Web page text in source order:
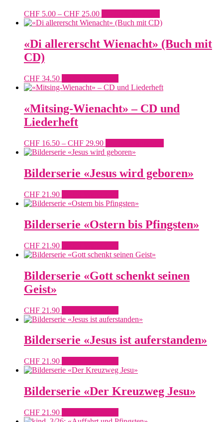
CHF 5.00 – CHF 25.00Preisspanne:
CHF 5.00
CHF 25.00
«Di allererscht Wienacht» (Buch mit
CD)
CHF 34.50
«Mitsing-Wienacht» – CD und
Liederheft
CHF 16.50 – CHF 29.90Preisspanne:
CHF 16.50
CHF 29.90
Bilderserie «Jesus wird geboren»
CHF 21.90
Bilderserie «Ostern bis Pfingsten»
CHF 21.90
Bilderserie «Gott schenkt seinen
Geist»
CHF 21.90
Bilderserie «Jesus ist auferstanden»
CHF 21.90
Bilderserie «Der Kreuzweg Jesu»
CHF 21.90